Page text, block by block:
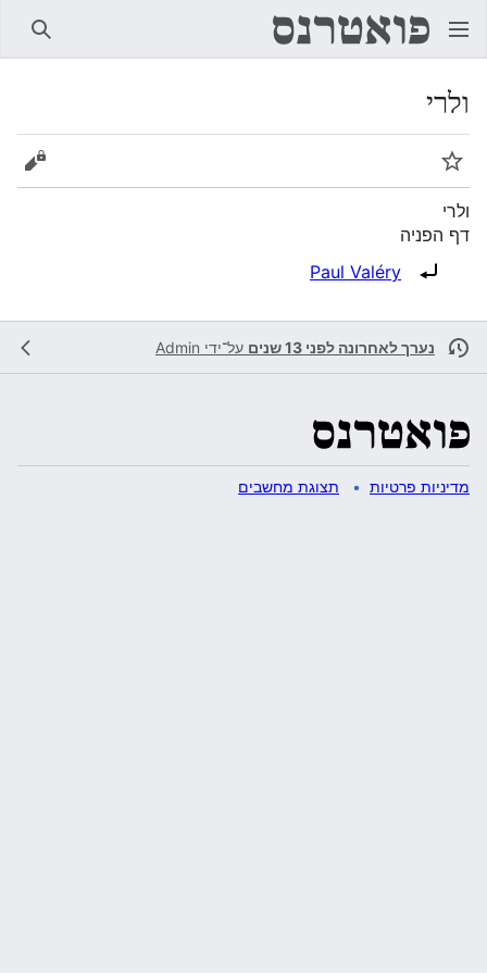
ולרי
מעקב
ולרי
דף הפניה
הפניה ל:
Paul Valéry
נערך לאחרונה לפני 13 שנים על־ידי Admin
מדיניות פרטיות תצוגת מחשבים